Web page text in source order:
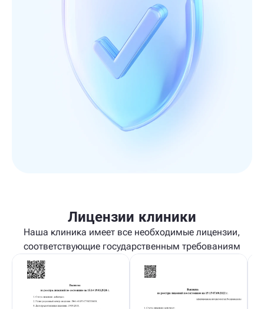
Лицензии клиники
Наша клиника имеет все необходимые лицензии,
соответствующие государственным требованиям